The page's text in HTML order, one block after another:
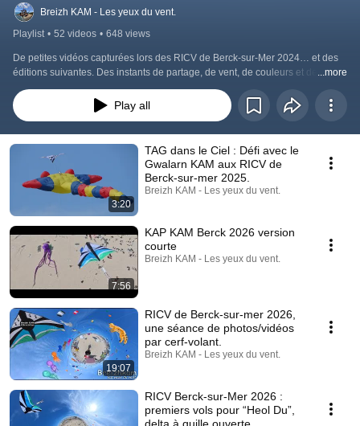
Breizh KAM - Les yeux du vent.
Playlist • 52 videos • 648 views
De petites vidéos capturées lors des RICV de Berck-sur-Mer 2024… et des
éditions suivantes. Des instants de partage, de vent, de couleurs et de
passion entre cerfs-volistes venus des quatre coins du monde. Des sourires,
des ailes dans le ciel et cette magie unique que seul Berck sait offrir.  ✨
...more
Play all
3:20
TAG dans le Ciel : Défi avec le
Gwalarn KAM aux RICV de
Berck-sur-mer 2025.
Breizh KAM - Les yeux du vent.
7:56
KAP KAM Berck 2026 version
courte
Breizh KAM - Les yeux du vent.
19:07
RICV de Berck-sur-mer 2026,
une séance de photos/vidéos
par cerf-volant.
Breizh KAM - Les yeux du vent.
RICV Berck-sur-Mer 2026 :
premiers vols pour “Heol Du”,